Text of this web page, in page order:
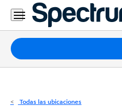
Residencial
Business
Paquetes
Internet
Todas las ubicaciones